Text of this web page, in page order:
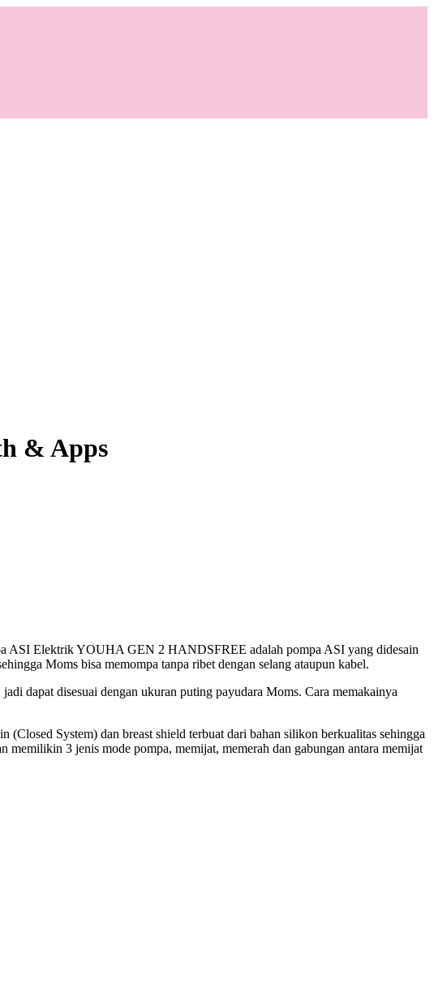
& Apps
ASI Elektrik YOUHA GEN 2 HANDSFREE adalah pompa ASI yang didesain
Moms bisa memompa tanpa ribet dengan selang ataupun kabel.
dapat disesuai dengan ukuran puting payudara Moms. Cara memakainya
System) dan breast shield terbuat dari bahan silikon berkualitas sehingga
3 jenis mode pompa, memijat, memerah dan gabungan antara memijat